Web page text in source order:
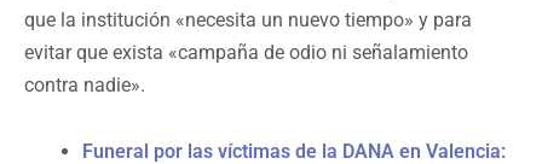
que la institución «necesita un nuevo tiempo» y para
evitar que exista «campaña de odio ni señalamiento
contra nadie».
Funeral por las víctimas de la DANA en Valencia: